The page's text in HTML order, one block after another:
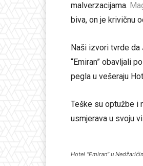
malverzacijama.
biva, on je krivičnu
Naši izvori tvrde da
“Emiran” obavljali
pegla u vešeraju
Teške su optužbe i
usmjerava u svoju
Hotel “Emiran” u